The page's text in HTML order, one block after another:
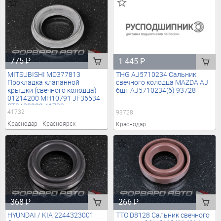
775₽
MITSUBISHI MD377813
Прокладка клапанной
крышки (свечного колодца)
01214200 MH10791 JF36534
ST2480002 41732
41732
Краснодар
Красноярск
1 445₽
THG AJ5710234 Сальник
свечного колодца MAZDA AJ
6шт AJ5710234(6) 93728
93728
Краснодар
368₽
HYUNDAI / KIA 2244323001
266₽
TTO D8128 Сальник свечного